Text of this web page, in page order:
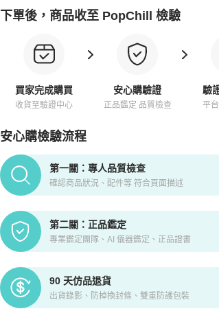
下單後，商品收至 PopChill 檢驗
買家完成購買
收貨至驗證中心
安心購驗證
正品鑑定 品質檢查
驗
平
安心購檢驗流程
PopChill拍拍圈正品驗證、安心購檢驗流程介
第一關：專人品質檢查
確認商品狀況、配件等 符合頁面描述
第二關：正品鑑定
專業鑑定團隊、AI 儀器鑑定、正品證書
90 天仿品退貨
出貨錄影、防掉換封條、雙重防護包裝